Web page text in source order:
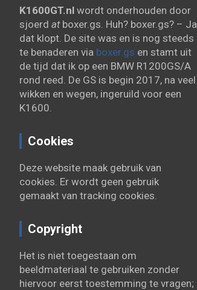
K1600GT.nl wordt onderhouden door
sjoerd atboxer.gs. Huh? boxer.gs? – Ja
dat klopt. De site was en is nog steeds
te benaderen via boxer.gs en stamt uit
de tijd dat ik op een BMW R1200GS/A
rond reed. De GS is begin 2017, na veel
wikken en wegen, ingeruild voor een
K1600.
Cookies
Deze website maak gebruik van
cookies. Er wordt geen gebruik
gemaakt van tracking cookies.
Copyright
Het is niet toegestaan om
beeldmateriaal te gebruiken zonder
hiervoor eerst toestemming te vragen;